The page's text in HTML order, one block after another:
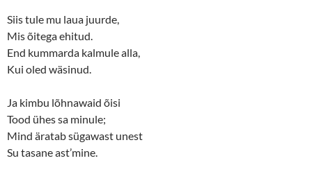
Siis tule mu laua juurde,
Mis õitega ehitud.
End kummarda kalmule alla,
Kui oled wäsinud.
Ja kimbu lõhnawaid õisi
Tood ühes sa minule;
Mind äratab sügawast unest
Su tasane ast’mine.